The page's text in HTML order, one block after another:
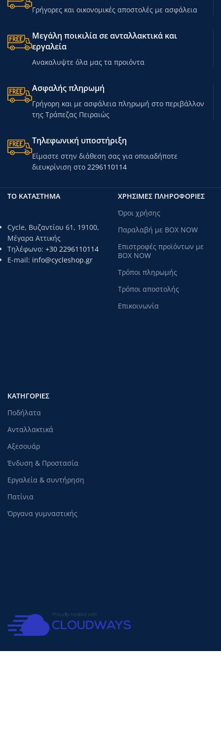
Γρήγορες και οικονομικές αποστολές με ασφάλεια
Μεγάλη ποικιλία σε ανταλλακτικά και
εργαλεία
Ανακαλυψτε όλα μας τα προιόντα
Ασφαλής πληρωμή
Γρήγορη και με ασφάλεια πληρωμή στο περιβάλλον
της Τράπεζας Πειραιώς
Τηλεφωνική υποστήριξη
Είμαστε στην διάθεση σας για οποιαδήποτε
διευκρίνιση στο 2296110114
ΤΟ ΚΑΤΑΣΤΗΜΑ
Cycle, Βυζαντίου 61, 19100,
Μέγαρα Αττικής
Τηλέφωνο: +30 2296110114
E-mail: info@cycleshop.gr
ΧΡΗΣΙΜΕΣ ΠΛΗΡΟΦΟΡΙΕΣ
Όροι χρήσης
Παραλαβή με BOX NOW
Επιστροφές προϊόντων με
BOX NOW
Τρόποι πληρωμής
Τρόποι αποστολής
Επικοινωνία
ΚΑΤΗΓΟΡΊΕΣ
Ποδήλατα
Ανταλλακτικά
Αξεσουάρ
Ένδυση & Προστασία
Εργαλεία & συντήρηση
Πατίνια
Όργανα γυμναστικής